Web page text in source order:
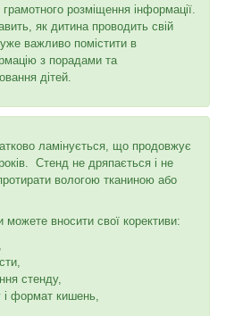
розміщення інформації.
як дитина проводить свій
важливо помістити в
з порадами та
дітей.
ламінується, що продовжує
Стенд не дряпається і не
вологою тканиною або
вносити свої корективи:
стенду,
і формат кишень,